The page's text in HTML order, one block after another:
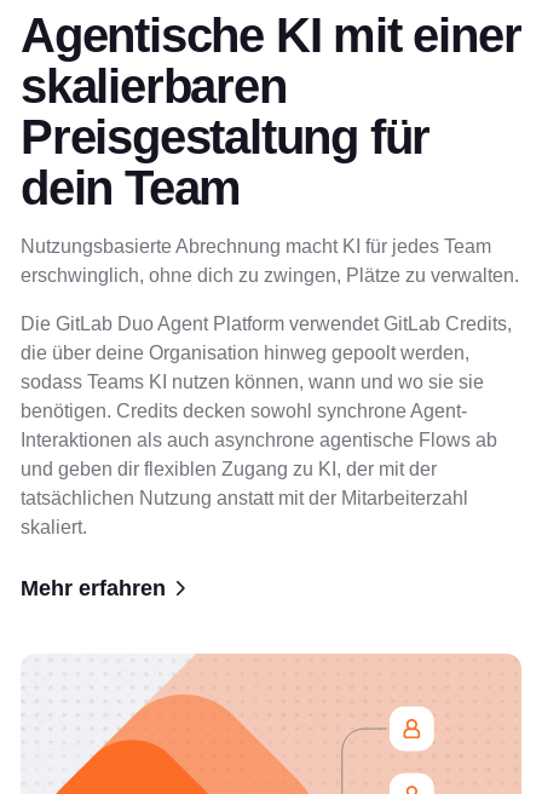
Agentische KI mit einer
skalierbaren
Preisgestaltung für
dein Team
Nutzungsbasierte Abrechnung macht KI für jedes Team
erschwinglich, ohne dich zu zwingen, Plätze zu verwalten.
Die GitLab Duo Agent Platform verwendet GitLab Credits,
die über deine Organisation hinweg gepoolt werden,
sodass Teams KI nutzen können, wann und wo sie sie
benötigen. Credits decken sowohl synchrone Agent-
Interaktionen als auch asynchrone agentische Flows ab
und geben dir flexiblen Zugang zu KI, der mit der
tatsächlichen Nutzung anstatt mit der Mitarbeiterzahl
skaliert.
Mehr erfahren